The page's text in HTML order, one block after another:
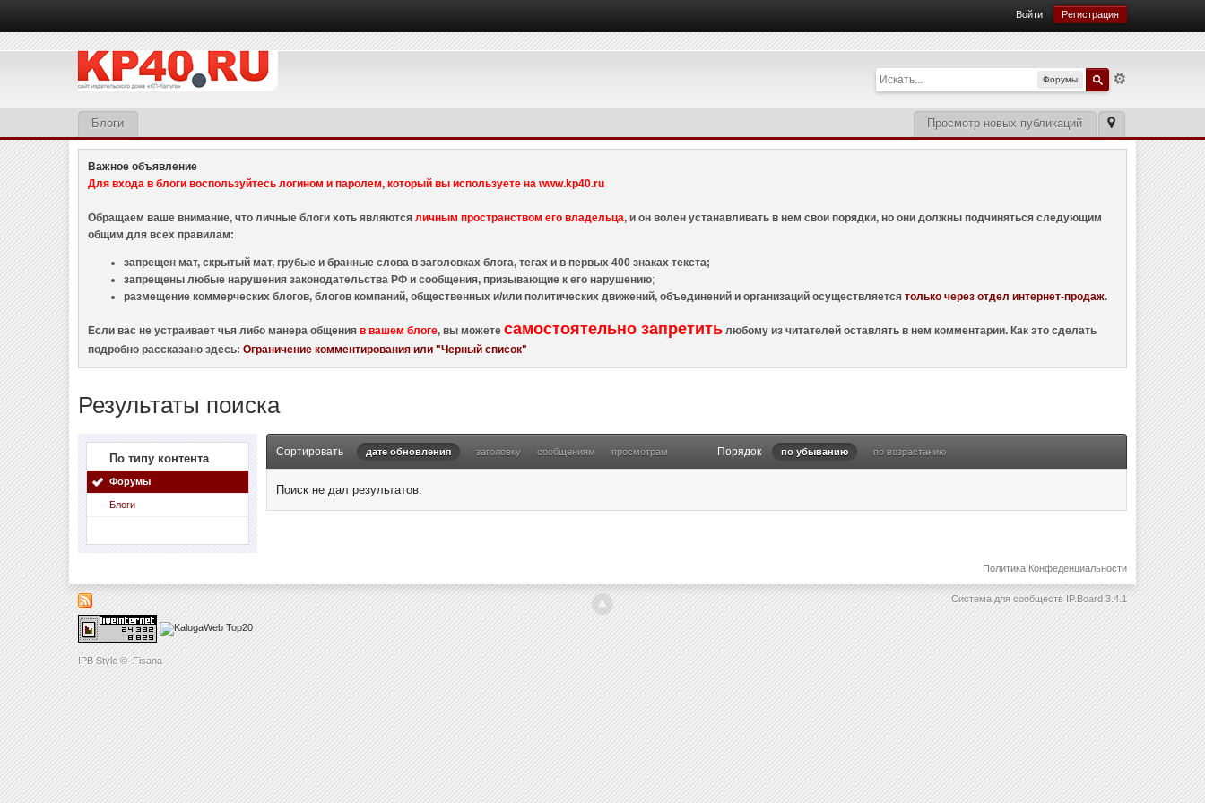
IPB Style © Fisana
Войти Регистрация
Форумы
Просмотр новых публикаций
Блоги
Важное объявление
Для входа в блоги воспользуйтесь логином и паролем, который вы используете на www.kp40.ru
Обращаем ваше внимание, что личные блоги хоть являютсяличным пространством его владельца, и он волен устанавливать в нем свои порядки, но они должны подчиняться следующим
общим для всех правилам:
запрещен мат, скрытый мат, грубые и бранные слова в заголовках блога, тегах и в первых 400 знаках текста;
запрещены любые нарушения законодательства РФ и сообщения, призывающие к его нарушению;
размещение коммерческих блогов, блогов компаний, общественных и/или политических движений, объединений и организаций осуществляетсятолько через отдел интернет-продаж.
Если вас не устраивает чья либо манера общенияв вашем блоге, вы можетесамостоятельно запретить любому из читателей оставлять в нем комментарии. Как это сделать
подробно рассказано здесь:Ограничение комментирования или "Черный список"
Результаты поиска
По типу контента
Форумы
Блоги
Сортировать дате обновления заголовку сообщениям просмотрам Порядок по убыванию по возрастанию
Поиск не дал результатов.
Политика Конфеденциальности
Система для сообществ IP.Board 3.4.1